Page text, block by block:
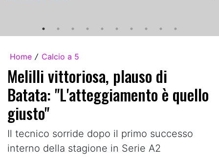
Home / Calcio a 5
Melilli vittoriosa, plauso di
Batata: "L'atteggiamento è quello
giusto"
Il tecnico sorride dopo il primo successo
interno della stagione in Serie A2